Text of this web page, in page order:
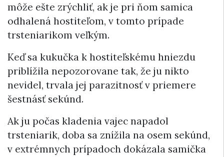
môže ešte zrýchliť, ak je pri ňom samica
odhalená hostiteľom, v tomto prípade
trsteniarikom veľkým.
Keď sa kukučka k hostiteľskému hniezdu
priblížila nepozorovane tak, že ju nikto
nevidel, trvala jej parazitnosť v priemere
šestnásť sekúnd.
Ak ju počas kladenia vajec napadol
trsteniarik, doba sa znížila na osem sekúnd,
v extrémnych prípadoch dokázala samička